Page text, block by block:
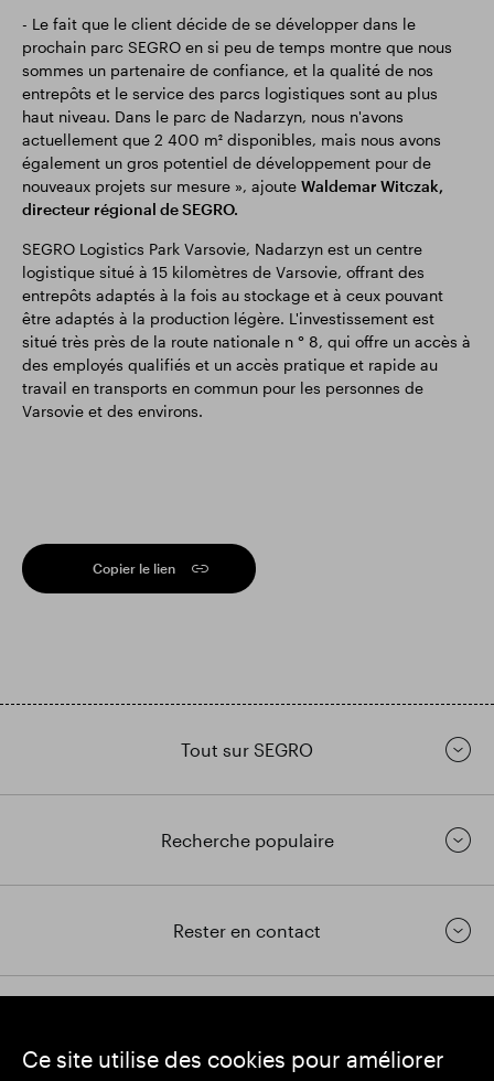
Ce site utilise des cookies pour améliorer
- Le fait que le client décide de se développer dans le
prochain parc SEGRO en si peu de temps montre que nous
sommes un partenaire de confiance, et la qualité de nos
entrepôts et le service des parcs logistiques sont au plus
haut niveau. Dans le parc de Nadarzyn, nous n'avons
actuellement que 2 400 m² disponibles, mais nous avons
également un gros potentiel de développement pour de
nouveaux projets sur mesure », ajoute Waldemar Witczak,
directeur régional de SEGRO.
SEGRO Logistics Park Varsovie, Nadarzyn est un centre
logistique situé à 15 kilomètres de Varsovie, offrant des
entrepôts adaptés à la fois au stockage et à ceux pouvant
être adaptés à la production légère. L'investissement est
situé très près de la route nationale n ° 8, qui offre un accès à
des employés qualifiés et un accès pratique et rapide au
travail en transports en commun pour les personnes de
Varsovie et des environs.
Copier le lien
Tout sur SEGRO
Recherche populaire
Rester en contact
SEGRO